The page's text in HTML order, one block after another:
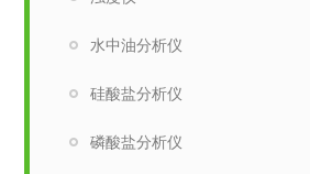
水中油分析仪
硅酸盐分析仪
磷酸盐分析仪